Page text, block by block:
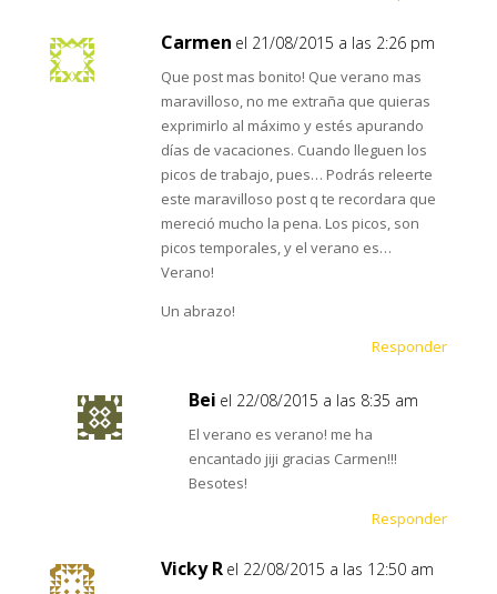
Carmen el 21/08/2015 a las 2:26 pm
Que post mas bonito! Que verano mas
maravilloso, no me extraña que quieras
exprimirlo al máximo y estés apurando
días de vacaciones. Cuando lleguen los
picos de trabajo, pues… Podrás releerte
este maravilloso post q te recordara que
mereció mucho la pena. Los picos, son
picos temporales, y el verano es…
Verano!
Un abrazo!
Responder
Bei el 22/08/2015 a las 8:35 am
El verano es verano! me ha
encantado jiji gracias Carmen!!!
Besotes!
Responder
Vicky R el 22/08/2015 a las 12:50 am